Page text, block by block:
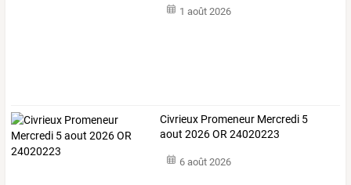
1 août 2026
Civrieux Promeneur Mercredi 5
aout 2026 OR 24020223
6 août 2026